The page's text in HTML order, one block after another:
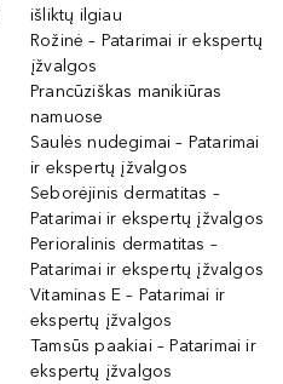
išliktų ilgiau
Rožinė – Patarimai ir ekspertų
įžvalgos
Prancūziškas manikiūras
namuose
Saulės nudegimai – Patarimai
ir ekspertų įžvalgos
Seborėjinis dermatitas –
Patarimai ir ekspertų įžvalgos
Perioralinis dermatitas –
Patarimai ir ekspertų įžvalgos
Vitaminas E – Patarimai ir
ekspertų įžvalgos
Tamsūs paakiai – Patarimai ir
ekspertų įžvalgos